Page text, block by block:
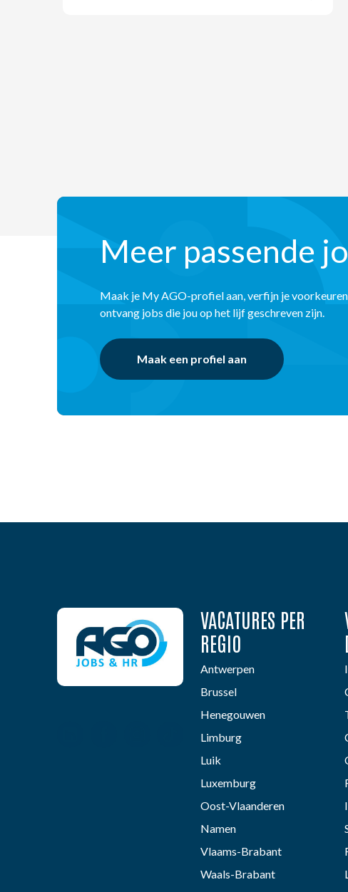
Meer passende
Maak je My AGO-profiel aan, verfijn je
ontvang jobs die jou op het lijf geschreven zijn.
Maak een profiel aan
VACATURES PER
REGIO
Antwerpen
Brussel
Henegouwen
Limburg
Luik
Luxemburg
Oost-Vlaanderen
Namen
Vlaams-Brabant
Waals-Brabant